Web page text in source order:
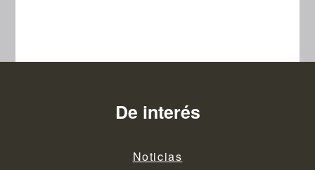
De interés
Noticias